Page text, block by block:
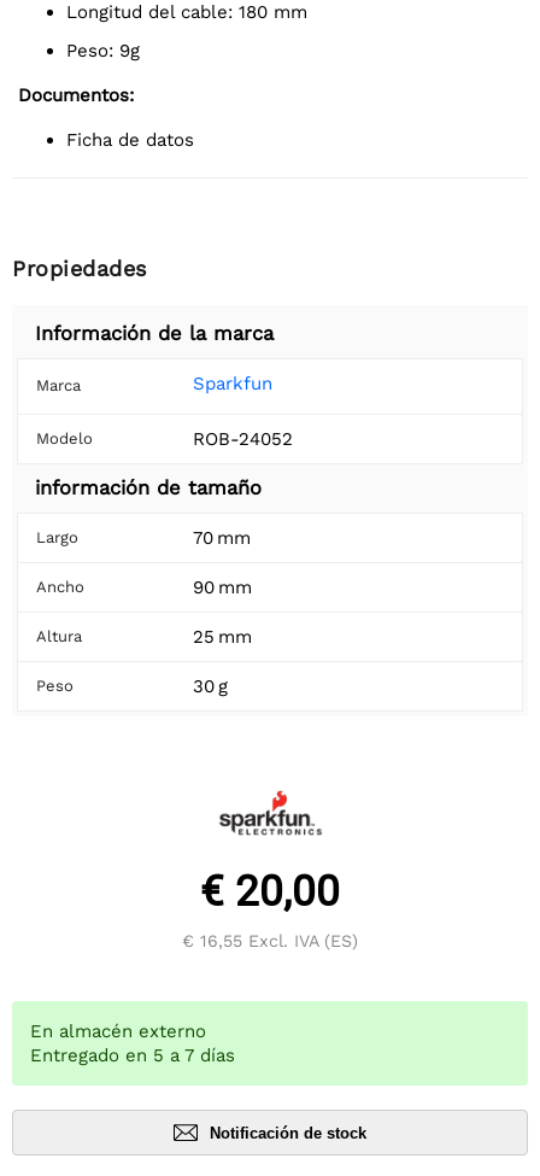
Longitud del cable: 180 mm
Peso: 9g
Documentos:
Ficha de datos
Propiedades
Información de la marca
Marca Sparkfun
Modelo ROB-24052
información de tamaño
Largo 70 mm
Ancho 90 mm
Altura 25 mm
Peso 30 g
€ 20,00
€ 16,55 Excl. IVA (ES)
En almacén externo
Entregado en 5 a 7 días
Notificación de stock